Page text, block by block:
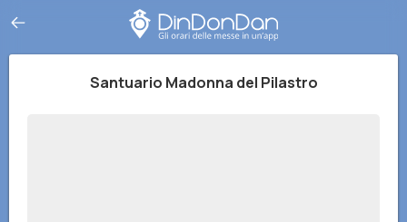
Santuario Madonna del Pilastro